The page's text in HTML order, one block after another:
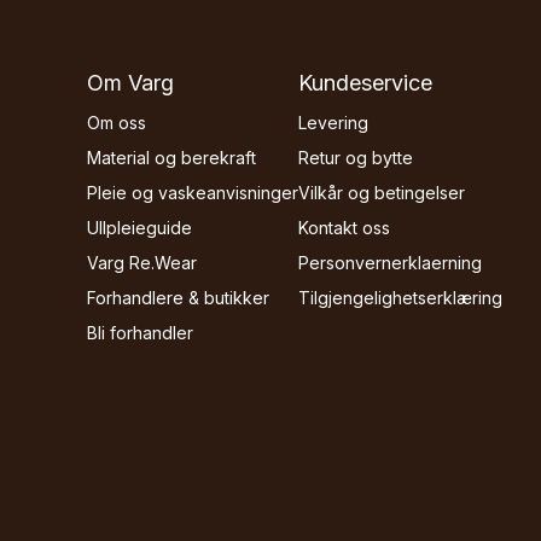
Om Varg
Om oss
Material og berekraft
Pleie og vaskeanvisninger
Ullpleieguide
Varg Re.Wear
Forhandlere & butikker
Bli forhandler
Kundeservice
Levering
Retur og bytte
Vilkår og betingelser
Kontakt oss
Personvernerklaerning
Tilgjengelighetserklæring